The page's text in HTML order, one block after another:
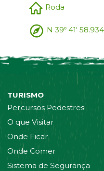
Roda
N 39º 41'
TURISMO
Percursos Pedestres
O que Visitar
Onde Ficar
Onde Comer
Sistema de Segurança